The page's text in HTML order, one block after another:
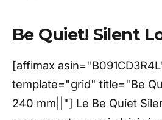
Be Quiet! Silent
[affimax
template="grid" title="Be
240 mm||"] Le Be Quiet